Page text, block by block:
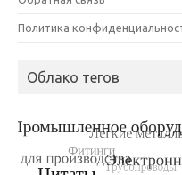
Политика
Облако тегов